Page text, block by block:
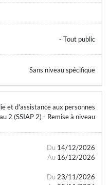
- Tout public
Sans niveau spécifique
et d'assistance aux personnes
2 (SSIAP 2) - Remise à niveau
Du 14/12/2026
Au 16/12/2026
Du 23/11/2026